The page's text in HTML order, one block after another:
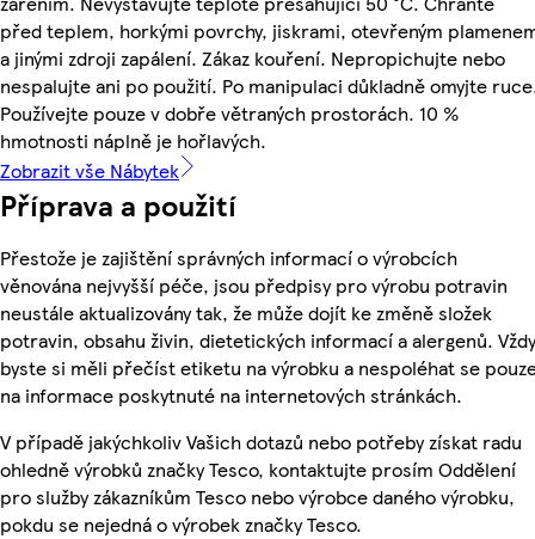
před teplem, horkými povrchy, jiskrami, otevřeným
a jinými zdroji zapálení. Zákaz kouření. Nepropichujte nebo
nespalujte ani po použití. Po manipulaci důkladně omyjte
Používejte pouze v dobře větraných prostorách. 10 %
hmotnosti náplně je hořlavých.
Zobrazit vše Nábytek
Příprava a použití
Přestože je zajištění správných informací o výrobcích
věnována nejvyšší péče, jsou předpisy pro výrobu potravin
neustále aktualizovány tak, že může dojít ke změně složek
potravin, obsahu živin, dietetických informací a alergenů. Vždy
byste si měli přečíst etiketu na výrobku a nespoléhat se
na informace poskytnuté na internetových stránkách.
V případě jakýchkoliv Vašich dotazů nebo potřeby získat radu
ohledně výrobků značky Tesco, kontaktujte prosím Oddělení
pro služby zákazníkům Tesco nebo výrobce daného výrobku,
pokdu se nejedná o výrobek značky Tesco.